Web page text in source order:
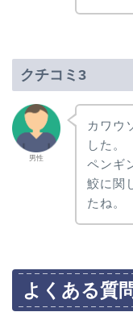
クチコミ3
男性
カワウ
した。
ペンギ
鮫に関
たね。
よくある質